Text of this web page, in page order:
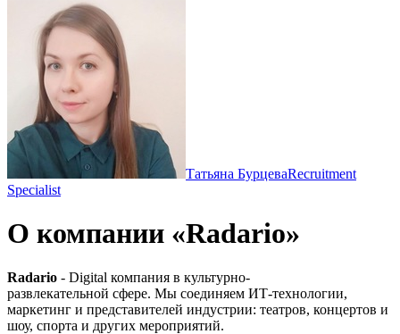
Татьяна БурцеваRecruitment
Specialist
О компании «Radario»
Radario - Digital компания в культурно-
развлекательной сфере. Мы соединяем ИТ-технологии,
маркетинг и представителей индустрии: театров, концертов и
шоу, спорта и других мероприятий.